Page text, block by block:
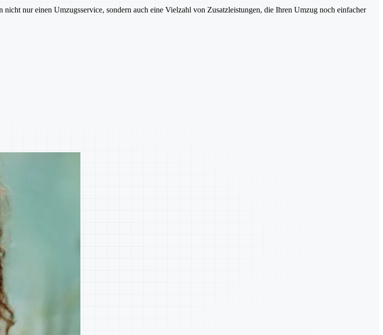
nur einen Umzugsservice, sondern auch eine Vielzahl von Zusatzleistungen, die Ihren Umzug noch einfacher